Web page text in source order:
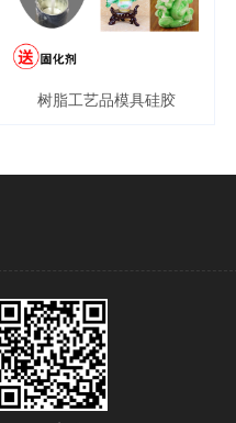
树脂工艺品模具硅胶